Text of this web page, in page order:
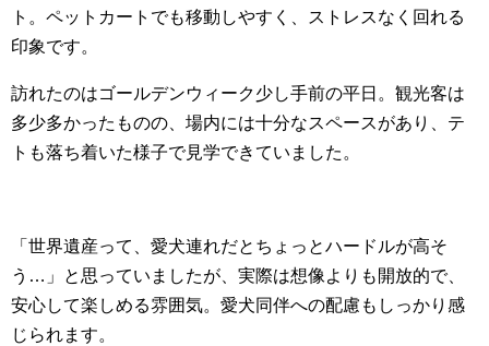
ト。ペットカートでも移動しやすく、ストレスなく回れる
印象です。
訪れたのはゴールデンウィーク少し手前の平日。観光客は
多少多かったものの、場内には十分なスペースがあり、テ
トも落ち着いた様子で見学できていました。
「世界遺産って、愛犬連れだとちょっとハードルが高そ
う…」と思っていましたが、実際は想像よりも開放的で、
安心して楽しめる雰囲気。愛犬同伴への配慮もしっかり感
じられます。